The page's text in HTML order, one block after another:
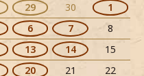
29 30
1
6 7
8
13 14
15
20 21
22